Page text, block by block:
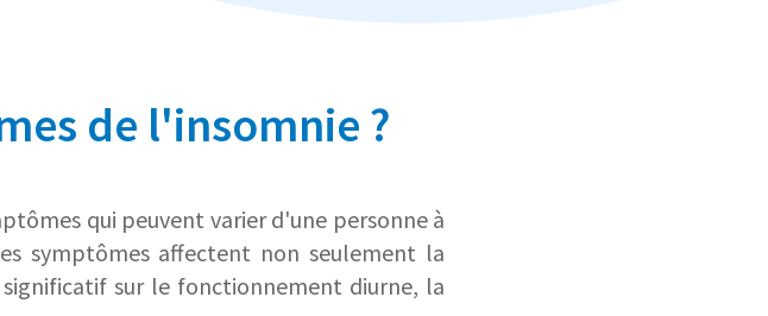
de l'insomnie ?
qui peuvent varier d'une personne à
symptômes affectent non seulement la
sur le fonctionnement diurne, la